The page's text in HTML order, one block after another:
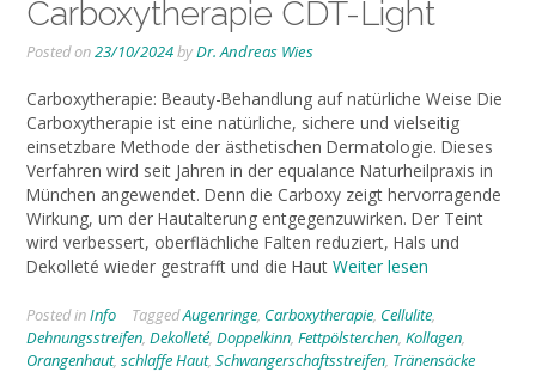
Carboxytherapie CDT-Light
Posted on23/10/2024byDr. Andreas Wies
Carboxytherapie: Beauty-Behandlung auf natürliche Weise Die
Carboxytherapie ist eine natürliche, sichere und vielseitig
einsetzbare Methode der ästhetischen Dermatologie. Dieses
Verfahren wird seit Jahren in der equalance Naturheilpraxis in
München angewendet. Denn die Carboxy zeigt hervorragende
Wirkung, um der Hautalterung entgegenzuwirken. Der Teint
wird verbessert, oberflächliche Falten reduziert, Hals und
Dekolleté wieder gestrafft und die Haut Weiter lesen
Posted inInfo TaggedAugenringe, Carboxytherapie, Cellulite,
Dehnungsstreifen, Dekolleté, Doppelkinn, Fettpölsterchen, Kollagen,
Orangenhaut, schlaffe Haut, Schwangerschaftsstreifen, Tränensäcke